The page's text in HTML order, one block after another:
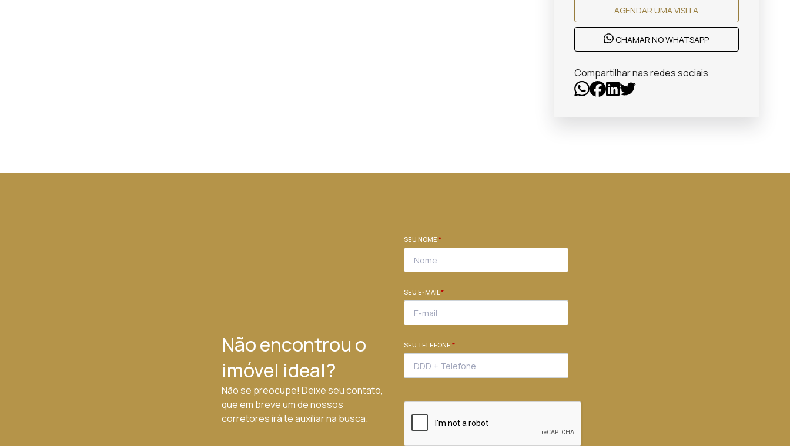
AGENDAR UMA VISITA
CHAMAR NO WHATSAPP
Compartilhar nas redes sociais
Não encontrou o
imóvel ideal?
Não se preocupe! Deixe seu contato,
que em breve um de nossos
corretores irá te auxiliar na busca.
SEU NOME *
SEU E-MAIL*
SEU TELEFONE *